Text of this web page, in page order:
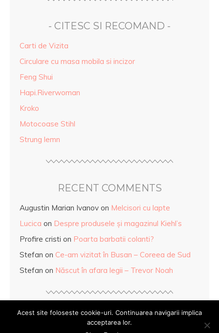
- CITESC SI RECOMAND -
Carti de Vizita
Circulare cu masa mobila si incizor
Feng Shui
Hapi.Riverwoman
Kroko
Motocoase Stihl
Strung lemn
RECENT COMMENTS
Augustin Marian Ivanov on Melcisori cu lapte
Lucica on Despre produsele și magazinul Kiehl’s
Profire cristi on Poarta barbatii colanti?
Stefan on Ce-am vizitat în Busan – Coreea de Sud
Stefan on Născut în afara legii – Trevor Noah
Mihaela Anghel2026. Powered by
Acest site foloseste cookie-uri. Continuarea navigarii implica
acceptarea lor.